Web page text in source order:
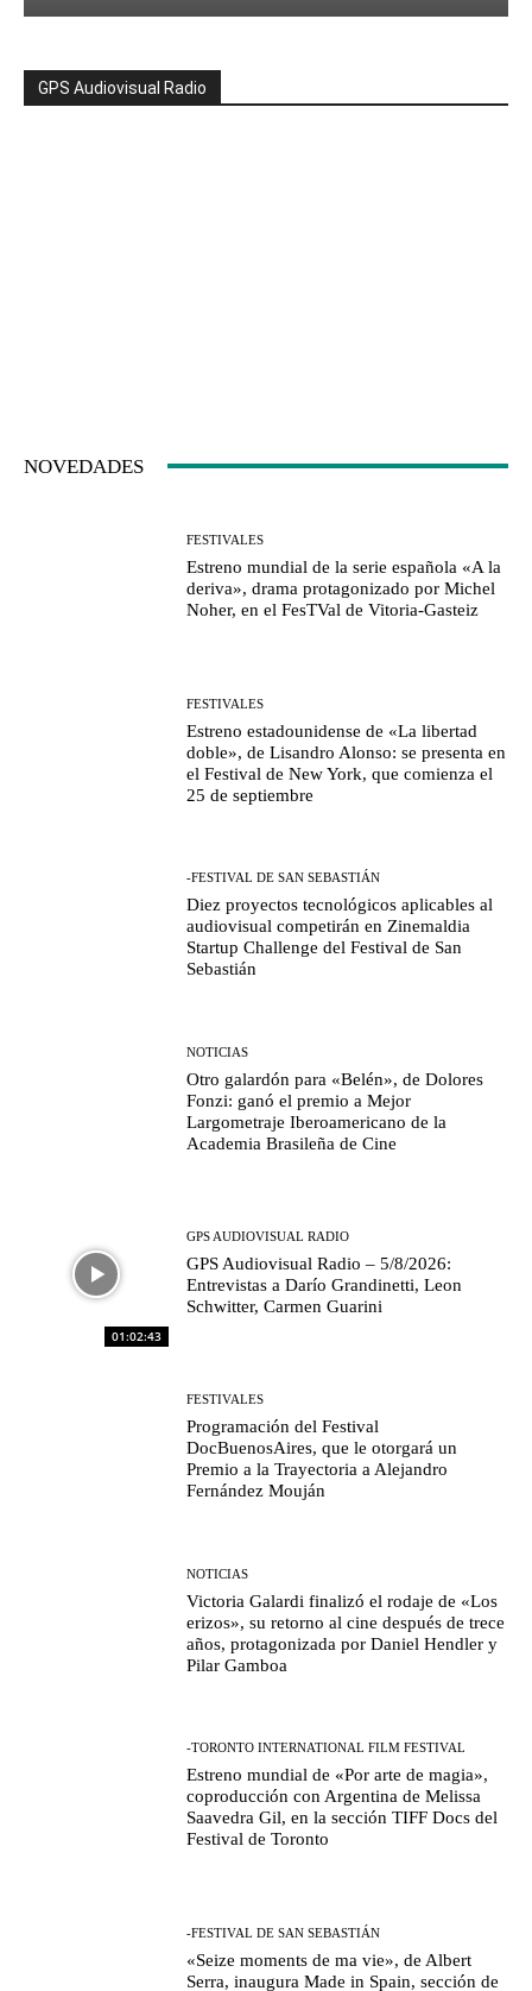
GPS Audiovisual Radio
NOVEDADES
FESTIVALES
Estreno mundial de la serie española «A la
deriva», drama protagonizado por Michel
Noher, en el FesTVal de Vitoria-Gasteiz
FESTIVALES
Estreno estadounidense de «La libertad
doble», de Lisandro Alonso: se presenta en
el Festival de New York, que comienza el
25 de septiembre
-FESTIVAL DE SAN SEBASTIÁN
Diez proyectos tecnológicos aplicables al
audiovisual competirán en Zinemaldia
Startup Challenge del Festival de San
Sebastián
NOTICIAS
Otro galardón para «Belén», de Dolores
Fonzi: ganó el premio a Mejor
Largometraje Iberoamericano de la
Academia Brasileña de Cine
01:02:43
GPS AUDIOVISUAL RADIO
GPS Audiovisual Radio – 5/8/2026:
Entrevistas a Darío Grandinetti, Leon
Schwitter, Carmen Guarini
FESTIVALES
Programación del Festival
DocBuenosAires, que le otorgará un
Premio a la Trayectoria a Alejandro
Fernández Mouján
NOTICIAS
Victoria Galardi finalizó el rodaje de «Los
erizos», su retorno al cine después de trece
años, protagonizada por Daniel Hendler y
Pilar Gamboa
-TORONTO INTERNATIONAL FILM FESTIVAL
Estreno mundial de «Por arte de magia»,
coproducción con Argentina de Melissa
Saavedra Gil, en la sección TIFF Docs del
Festival de Toronto
-FESTIVAL DE SAN SEBASTIÁN
«Seize moments de ma vie», de Albert
Serra, inaugura Made in Spain, sección de